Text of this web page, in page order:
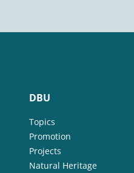
DBU
Topics
Promotion
Projects
Natural Heritage